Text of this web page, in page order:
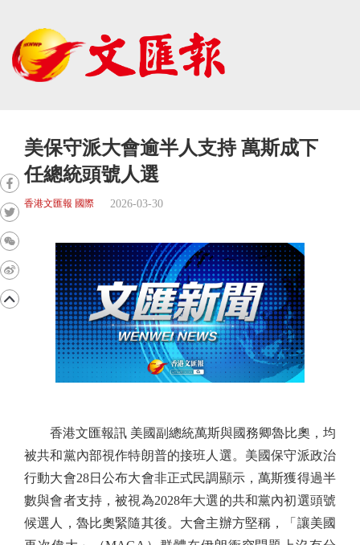
美保守派大會逾半人支持 萬斯成下
任總統頭號人選
香港文匯報 國際 2026-03-30
香港文匯報訊 美國副總統萬斯與國務卿魯比奧，均
被共和黨內部視作特朗普的接班人選。美國保守派政治
行動大會28日公布大會非正式民調顯示，萬斯獲得過半
數與會者支持，被視為2028年大選的共和黨內初選頭號
候選人，魯比奧緊隨其後。大會主辦方堅稱，「讓美國